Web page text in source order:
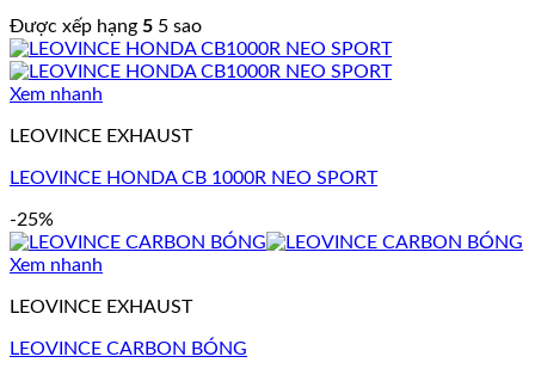
Được xếp hạng 5 5 sao
Xem nhanh
LEOVINCE EXHAUST
LEOVINCE HONDA CB 1000R NEO SPORT
-25%
Xem nhanh
LEOVINCE EXHAUST
LEOVINCE CARBON BÓNG